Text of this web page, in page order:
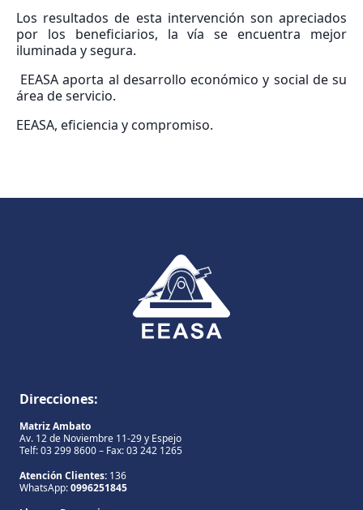
Los resultados de esta intervención son apreciados
por los beneficiarios, la vía se encuentra mejor
iluminada y segura.
EEASA aporta al desarrollo económico y social de su
área de servicio.
EEASA, eficiencia y compromiso.
Direcciones:
Matriz Ambato
Av. 12 de Noviembre 11-29 y Espejo
Telf: 03 299 8600 – Fax: 03 242 1265
Atención Clientes: 136
WhatsApp:0996251845